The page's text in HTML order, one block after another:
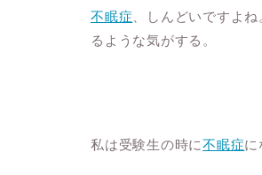
不眠症 、しんどいですよ
るような気がする。
私は受験生の時に不眠症に